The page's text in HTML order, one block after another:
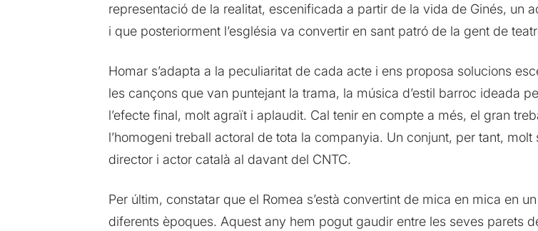
representació de la realitat, escenificada a partir de la vida de Ginés, un
i que posteriorment l’església va convertir en sant patró de la gent de
Homar s’adapta a la peculiaritat de cada acte i ens proposa solucions
les cançons que van puntejant la trama, la música d’estil barroc ideada
l’efecte final, molt agraït i aplaudit. Cal tenir en compte a més, el gran
l’homogeni treball actoral de tota la companyia. Un conjunt, per tant,
director i actor català al davant del CNTC.
Per últim, constatar que el Romea s’està convertint de mica en mica en
diferents èpoques. Aquest any hem pogut gaudir entre les seves parets